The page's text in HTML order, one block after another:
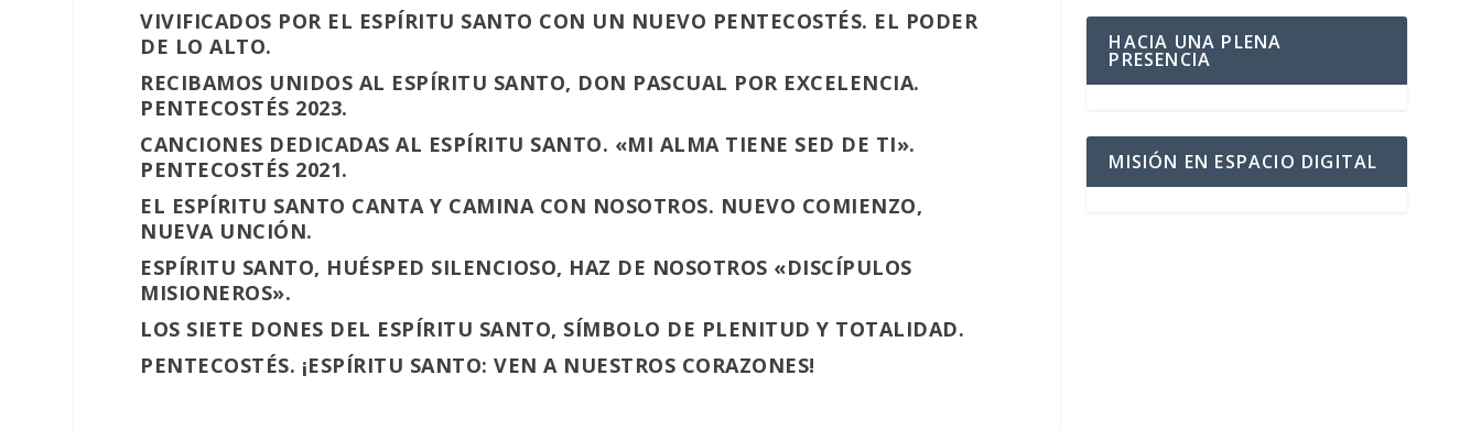
VIVIFICADOS POR EL ESPÍRITU SANTO CON UN NUEVO PENTECOSTÉS. EL PODER
DE LO ALTO.
RECIBAMOS UNIDOS AL ESPÍRITU SANTO, DON PASCUAL POR EXCELENCIA.
PENTECOSTÉS 2023.
CANCIONES DEDICADAS AL ESPÍRITU SANTO. «MI ALMA TIENE SED DE TI».
PENTECOSTÉS 2021.
EL ESPÍRITU SANTO CANTA Y CAMINA CON NOSOTROS. NUEVO COMIENZO,
NUEVA UNCIÓN.
ESPÍRITU SANTO, HUÉSPED SILENCIOSO, HAZ DE NOSOTROS «DISCÍPULOS
MISIONEROS».
LOS SIETE DONES DEL ESPÍRITU SANTO, SÍMBOLO DE PLENITUD Y TOTALIDAD.
PENTECOSTÉS. ¡ESPÍRITU SANTO: VEN A NUESTROS CORAZONES!
HACIA UNA PLENA
PRESENCIA
MISIÓN EN ESPACIO DIGITAL